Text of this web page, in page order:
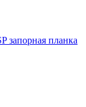
запорная планка